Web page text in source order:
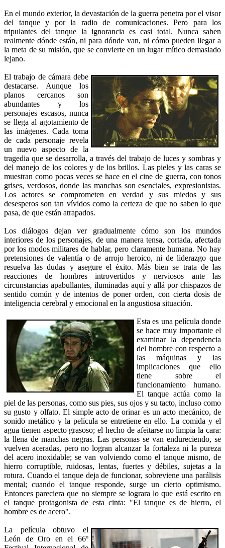
En el mundo exterior, la devastación de la guerra penetra por el visor
del tanque y por la radio de comunicaciones. Pero para los
tripulantes del tanque la ignorancia es casi total. Nunca saben
realmente dónde están, ni para dónde van, ni cómo pueden llegar a
la meta de su misión, que se convierte en un lugar mítico demasiado
lejano.
El trabajo de cámara debe
destacarse. Aunque los
planos cercanos son
abundantes y los
personajes escasos, nunca
se llega al agotamiento de
las imágenes. Cada toma
de cada personaje revela
un nuevo aspecto de la
tragedia que se desarrolla, a través del trabajo de luces y sombras y
del manejo de los colores y de los brillos. Las pieles y las caras se
muestran como pocas veces se hace en el cine de guerra, con tonos
grises, verdosos, donde las manchas son esenciales, expresionistas.
Los actores se comprometen en verdad y sus miedos y sus
desesperos son tan vívidos como la certeza de que no saben lo que
pasa, de que están atrapados.
Los diálogos dejan ver gradualmente cómo son los mundos
interiores de los personajes, de una manera tensa, cortada, afectada
por los modos militares de hablar, pero claramente humana. No hay
pretensiones de valentía o de arrojo heroico, ni de liderazgo que
resuelva las dudas y asegure el éxito. Más bien se trata de las
reacciones de hombres introvertidos y nerviosos ante las
circunstancias apabullantes, iluminadas aquí y allá por chispazos de
sentido común y de intentos de poner orden, con cierta dosis de
inteligencia cerebral y emocional en la angustiosa situación.
Esta es una película donde
se hace muy importante el
examinar la dependencia
del hombre con respecto a
las máquinas y las
implicaciones que ello
tiene sobre el
funcionamiento humano.
El tanque actúa como la
piel de las personas, como sus pies, sus ojos y su tacto, incluso como
su gusto y olfato. El simple acto de orinar es un acto mecánico, de
sonido metálico y la película se entretiene en ello. La comida y el
agua tienen aspecto grasoso; el hecho de afeitarse no limpia la cara:
la llena de manchas negras. Las personas se van endureciendo, se
vuelven aceradas, pero no logran alcanzar la fortaleza ni la pureza
del acero inoxidable; se van volviendo como el tanque mismo, de
hierro corruptible, ruidosas, lentas, fuertes y débiles, sujetas a la
rotura. Cuando el tanque deja de funcionar, sobreviene una parálisis
mental; cuando el tanque responde, surge un cierto optimismo.
Entonces pareciera que no siempre se lograra lo que está escrito en
el tanque protagonista de esta cinta: "El tanque es de hierro, el
hombre es de acero".
La película obtuvo el
León de Oro en el 66º